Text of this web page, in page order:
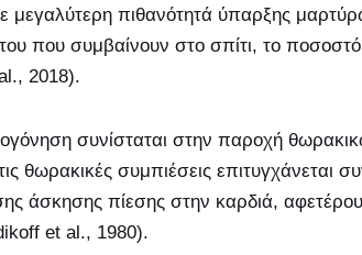
μεγαλύτερη πιθανότητά ύπαρξης
που συμβαίνουν στο σπίτι, το ποσοστό
2018).
συνίσταται στην παροχή
συμπιέσεις επιτυγχάνεται
άσκησης πίεσης στην καρδιά,
et al., 1980).